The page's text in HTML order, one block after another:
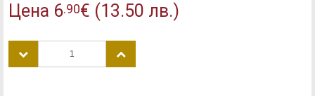
Цена 6.90€ (13.50 лв.)